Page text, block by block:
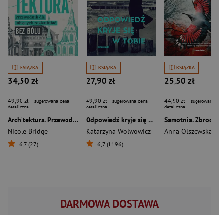
KSIĄŻKA
34,50 zł
49,90 zł - sugerowana cena
detaliczna
Architektura. Przewodnik dla lubiących rozkminiać bez bólu
Nicole Bridge
6,7 (27)
KSIĄŻKA
27,90 zł
49,90 zł - sugerowana cena
detaliczna
Odpowiedź kryje się w tobie
Katarzyna Wolwowicz
6,7 (1196)
KSIĄŻKA
25,50 zł
44,90 zł - sugerowana
detaliczna
Anna Olszewska
DARMOWA DOSTAWA